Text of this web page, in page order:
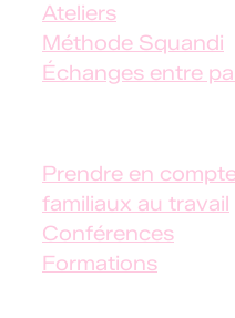
Ateliers
Méthode Squandi
Échanges entre
Prendre en
familiaux au travail
Conférences
Formations